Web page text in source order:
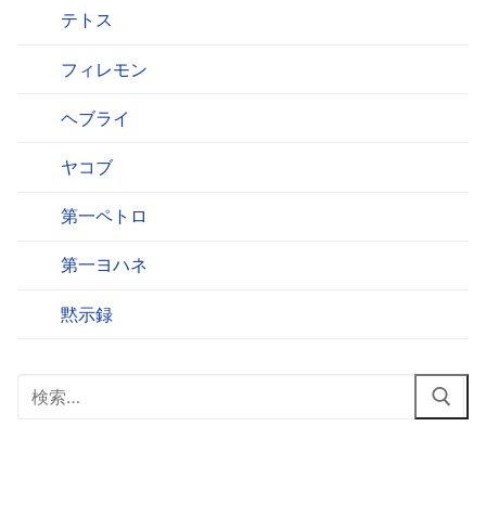
テトス
フィレモン
ヘブライ
ヤコブ
第一ペトロ
第一ヨハネ
黙示録